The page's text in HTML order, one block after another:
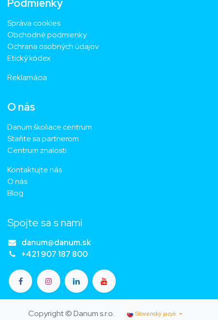
Podmienky
Správa cookies
Obchodné podmienky
Ochrana osobných údajov
Etický kódex
Reklamácia
O nás
Danum školiace centrum
Staňte sa partnerom
Centrum znalosti
Kontaktujte nás
O nás
Blog
Spojte sa s nami
danum@danum.sk
+421 907 187 800
Copyright © Danum s.r.o. Slovenský jazyk